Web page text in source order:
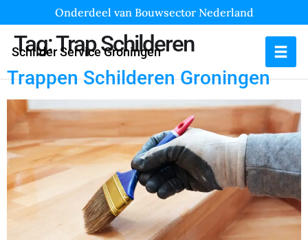
Onderdeel van Bouwsector Nederland
Schilder Service Groningen
Tag:Trap Schilderen
Trappen Schilderen Groningen